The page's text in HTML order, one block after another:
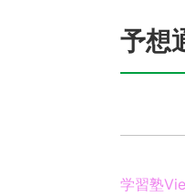
予想
学習塾